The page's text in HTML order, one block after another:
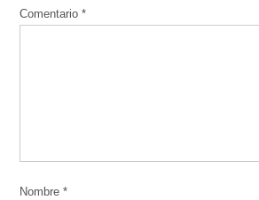
Comentario*
Nombre*